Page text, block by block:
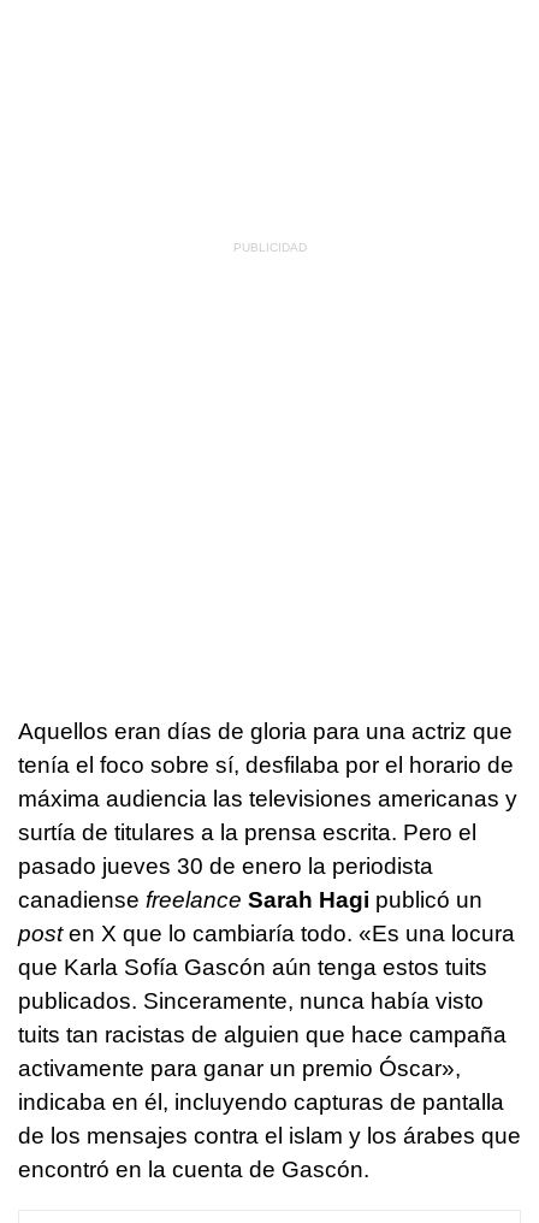
Aquellos eran días de gloria para una actriz que
tenía el foco sobre sí, desfilaba por el horario de
máxima audiencia las televisiones americanas y
surtía de titulares a la prensa escrita. Pero el
pasado jueves 30 de enero la periodista
canadiense freelance Sarah Hagi publicó un
posten X que lo cambiaría todo. «Es una locura
que Karla Sofía Gascón aún tenga estos tuits
publicados. Sinceramente, nunca había visto
tuits tan racistas de alguien que hace campaña
activamente para ganar un premio Óscar»,
indicaba en él, incluyendo capturas de pantalla
de los mensajes contra el islam y los árabes que
encontró en la cuenta de Gascón.